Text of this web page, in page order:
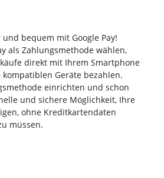
bequem mit Google Pay!
als Zahlungsmethode wählen,
direkt mit Ihrem Smartphone
Geräte bezahlen.
einrichten und schon
und sichere Möglichkeit, Ihre
ohne Kreditkartendaten
müssen.